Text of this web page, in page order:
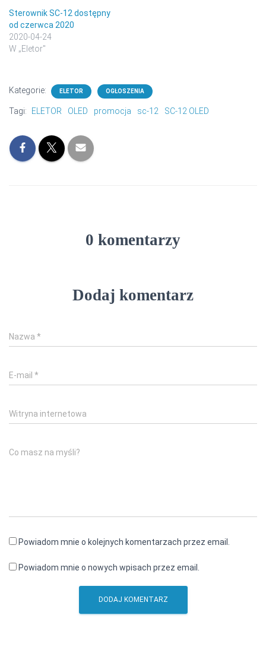
Sterownik SC-12 dostępny
od czerwca 2020
2020-04-24
W „Eletor"
Kategorie: ELETOR OGŁOSZENIA
Tagi: ELETOR OLED promocja sc-12 SC-12 OLED
0 komentarzy
Dodaj komentarz
Nazwa *
E-mail *
Witryna internetowa
Co masz na myśli?
Powiadom mnie o kolejnych komentarzach przez email.
Powiadom mnie o nowych wpisach przez email.